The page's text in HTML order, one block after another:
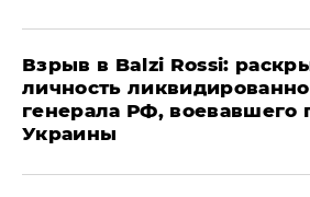
​Взрыв в Balzi Rossi:
личность
генерала РФ, воевавшего
Украины